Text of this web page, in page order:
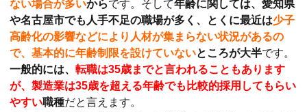
ない場合が多いからです。そして年齢に関しては、愛知県
や名古屋市でも人手不足の職場が多く、とくに最近は少子
高齢化の影響などにより人材が集まらない状況があるの
で、基本的に年齢制限を設けていないところが大半です。
一般的には、 転職は35歳までと言われることもあります
が、製造業は35歳を超える年齢でも比較的採用してもらい
やすい職種だと言えます。